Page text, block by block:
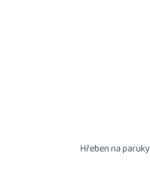
Hřeben na